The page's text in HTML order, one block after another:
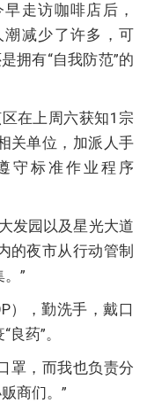
走访咖啡店后，
潮减少了许多，可
拥有“自我防范”的
在上周六获知1宗
关单位，加派人手
守标准作业程序
发园以及星光大道
的夜市从行动管制
”
），勤洗手，戴口
药”。
罩，而我也负责分
商们。”